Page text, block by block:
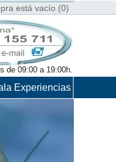
está vacío (0)
de 09:00 a 19:00h.
Experiencias